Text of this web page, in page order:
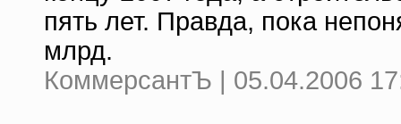
пять лет. Правда, пока
млрд.
КоммерсантЪ | 05.04.2006